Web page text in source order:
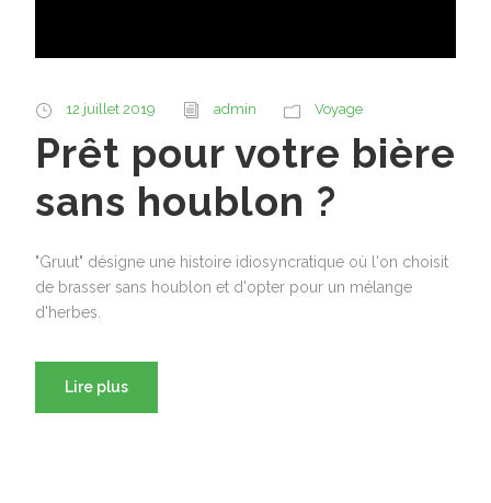
12 juillet 2019 admin Voyage
Prêt pour votre bière
sans houblon ?
"Gruut" désigne une histoire idiosyncratique où l'on choisit
de brasser sans houblon et d'opter pour un mélange
d'herbes.
Lire plus